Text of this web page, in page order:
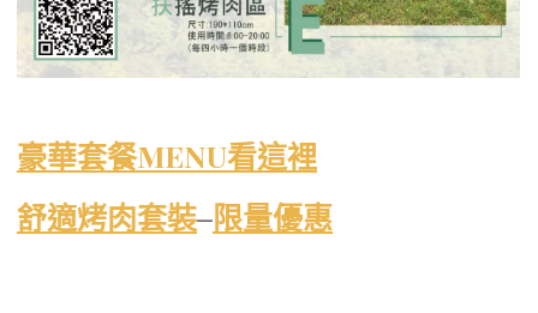
豪華套餐MENU看這裡
舒適烤肉套裝–限量優惠